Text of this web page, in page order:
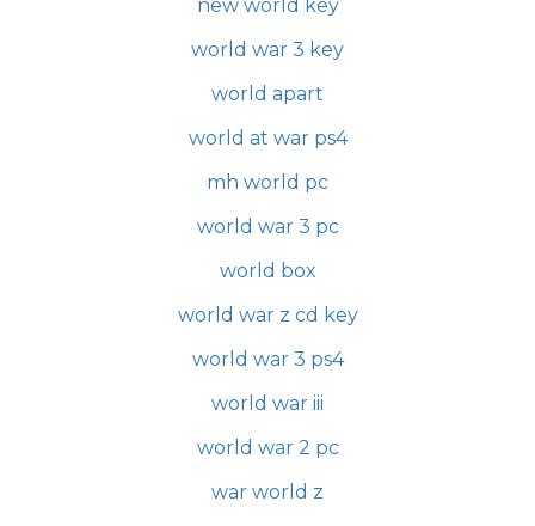
new world key
world war 3 key
world apart
world at war ps4
mh world pc
world war 3 pc
world box
world war z cd key
world war 3 ps4
world war iii
world war 2 pc
war world z